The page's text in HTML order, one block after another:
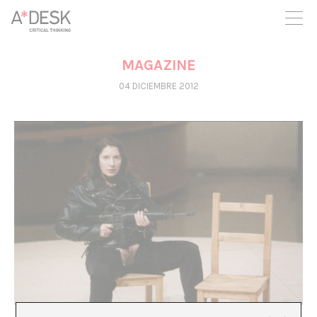
crees también en A*DESK seguimos necesitándote para poder
seguir adelante. Ahora puedes participar del proyecto y
apoyarlo.
MAGAZINE
04 DICIEMBRE 2012